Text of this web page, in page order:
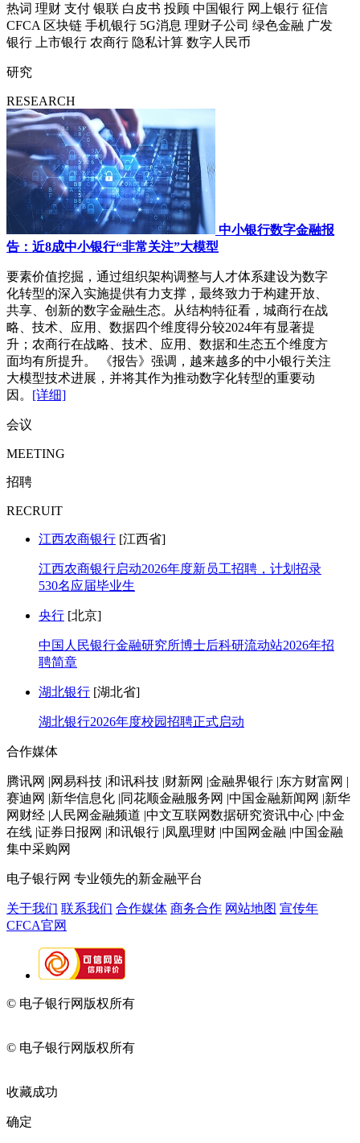
热词 理财 支付 银联 白皮书 投顾 中国银行 网上银行 征信
CFCA 区块链 手机银行 5G消息 理财子公司 绿色金融 广发
银行
上市银行 农商行 隐私计算 数字人民币
研究
RESEARCH
中小银行数字金融报
告：近8成中小银行“非常关注”大模型
要素价值挖掘，通过组织架构调整与人才体系建设为数字
化转型的深入实施提供有力支撑，最终致力于构建开放、
共享、创新的数字金融生态。从结构特征看，城商行在战
略、技术、应用、数据四个维度得分较2024年有显著提
升；农商行在战略、技术、应用、数据和生态五个维度方
面均有所提升。 《报告》强调，越来越多的中小银行关注
大模型技术进展，并将其作为推动数字化转型的重要动
因。 [详细]
会议
MEETING
招聘
RECRUIT
江西农商银行 [江西省]
江西农商银行启动2026年度新员工招聘，计划招录
530名应届毕业生
央行 [北京]
中国人民银行金融研究所博士后科研流动站2026年招
聘简章
湖北银行 [湖北省]
湖北银行2026年度校园招聘正式启动
合作媒体
腾讯网 |网易科技 |和讯科技 |财新网 |金融界银行 |东方财富网 |
赛迪网 |新华信息化 |同花顺金融服务网 |中国金融新闻网 |新华
网财经 |人民网金融频道 |中文互联网数据研究资讯中心 |中金
在线 |证券日报网 |和讯银行 |凤凰理财 |中国网金融 |中国金融
集中采购网
电子银行网 专业领先的新金融平台
关于我们 联系我们 合作媒体 商务合作 网站地图 宣传年
CFCA官网
© 电子银行网版权所有
© 电子银行网版权所有
收藏成功
确定